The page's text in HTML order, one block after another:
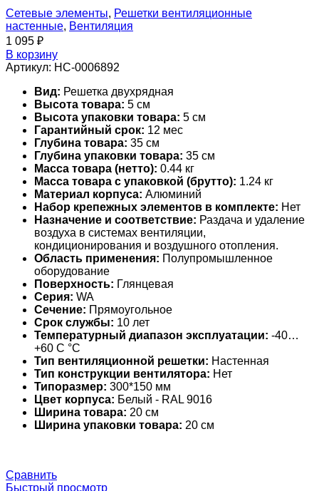
Сетевые элементы, Решетки вентиляционные
настенные, Вентиляция
1 095 ₽
В корзину
Артикул: НС-0006892
Вид: Решетка двухрядная
Высота товара: 5 см
Высота упаковки товара: 5 см
Гарантийный срок: 12 мес
Глубина товара: 35 см
Глубина упаковки товара: 35 см
Масса товара (нетто): 0.44 кг
Масса товара с упаковкой (брутто): 1.24 кг
Материал корпуса: Алюминий
Набор крепежных элементов в комплекте: Нет
Назначение и соответствие: Раздача и удаление
воздуха в системах вентиляции,
кондиционирования и воздушного отопления.
Область применения: Полупромышленное
оборудование
Поверхность: Глянцевая
Серия: WA
Сечение: Прямоугольное
Срок службы: 10 лет
Температурный диапазон эксплуатации: -40…
+60 С °С
Тип вентиляционной решетки: Настенная
Тип конструкции вентилятора: Нет
Типоразмер: 300*150 мм
Цвет корпуса: Белый - RAL 9016
Ширина товара: 20 см
Ширина упаковки товара: 20 см
Сравнить
Быстрый просмотр